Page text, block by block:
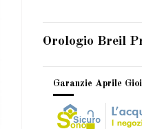
Orologio Breil
Garanzie Aprile